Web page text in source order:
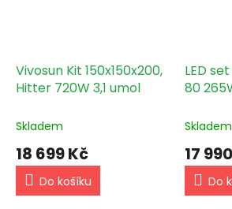
Vivosun Kit 150x150x200,
Hitter 720W 3,1 umol
Skladem
18 699 Kč
Do košíku
LED
80
Skladem
17
Do